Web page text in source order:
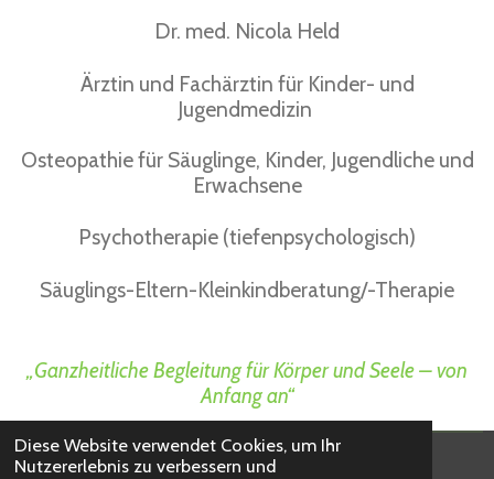
Diese Website verwendet Cookies, um Ihr
Nutzererlebnis zu verbessern und
Dr. med. Nicola Held
Ärztin und Fachärztin für Kinder- und
Jugendmedizin
Osteopathie für Säuglinge, Kinder, Jugendliche und
Erwachsene
Psychotherapie (tiefenpsychologisch)
Säuglings-Eltern-Kleinkindberatung/-Therapie
„Ganzheitliche Begleitung für Körper und Seele – von
Anfang an“
© 2023 - 2026 Praxis Dr. Held